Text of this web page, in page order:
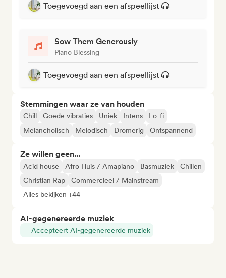
Toegevoegd aan een afspeellijst
Sow Them Generously
Piano Blessing
Toegevoegd aan een afspeellijst
Stemmingen waar ze van houden
Chill Goede vibraties Uniek Intens
Lo-fi
Melancholisch
Melodisch Dromerig Ontspannend
Ze willen geen...
Acid house Afro Huis / Amapiano Basmuziek
Chillen
Christian Rap
Commercieel / Mainstream
Alles bekijken +44
AI-gegenereerde muziek
Accepteert AI-gegenereerde muziek